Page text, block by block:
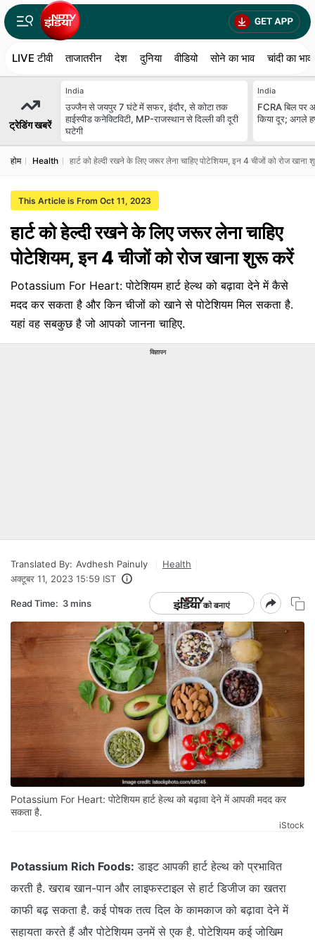
LIVE टीवी ताजातरीन देश दुनिया वीडियो सोने का भाव चांदी का भाव
ट्रेडिंग खबरें
India
उज्जैन से जयपुर 7 घंटे में सफर, इंदौर, से कोटा तक
हाईस्पीड कनेक्टिविटी, MP-राजस्थान से दिल्ली की दूरी
घटेगी
India
FCRA बिल पर
किया दूर; अगले
होम Health हार्ट को हेल्दी रखने के लिए जरूर लेना चाहिए पोटेशियम, इन 4 चीजों को रोज खाना
This Article is From Oct 11, 2023
हार्ट को हेल्दी रखने के लिए जरूर लेना चाहिए
पोटेशियम, इन 4 चीजों को रोज खाना शुरू करें
Potassium For Heart: पोटेशियम हार्ट हेल्थ को बढ़ावा देने में कैसे
मदद कर सकता है और किन चीजों को खाने से पोटेशियम मिल सकता है.
यहां वह सबकुछ है जो आपको जानना चाहिए.
विज्ञापन
Translated By: Avdhesh Painuly
Health
अक्टूबर 11, 2023 15:59 IST
Read Time: 3 mins
Potassium For Heart: पोटेशियम हार्ट हेल्थ को बढ़ावा देने में आपकी मदद कर
सकता है.
iStock
Potassium Rich Foods: डाइट आपकी हार्ट हेल्थ को प्रभावित
करती है. खराब खान-पान और लाइफस्टाइल से हार्ट डिजीज का खतरा
काफी बढ़ सकता है. कई पोषक तत्व दिल के कामकाज को बढ़ावा देने में
सहायता करते हैं और पोटेशियम उनमें से एक है. पोटेशियम कई जोखिम